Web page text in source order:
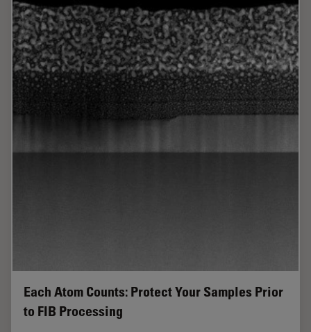
Each Atom Counts: Protect Your Samples Prior
to FIB Processing